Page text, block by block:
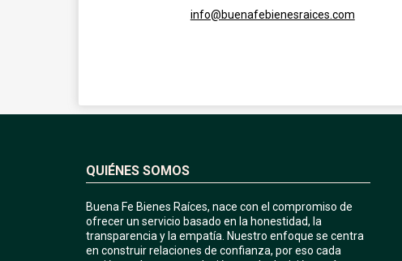
info@buenafebienesraices.com
QUIÉNES SOMOS
Buena Fe Bienes Raíces, nace con el compromiso de
ofrecer un servicio basado en la honestidad, la
transparencia y la empatía. Nuestro enfoque se centra
en construir relaciones de confianza, por eso cada